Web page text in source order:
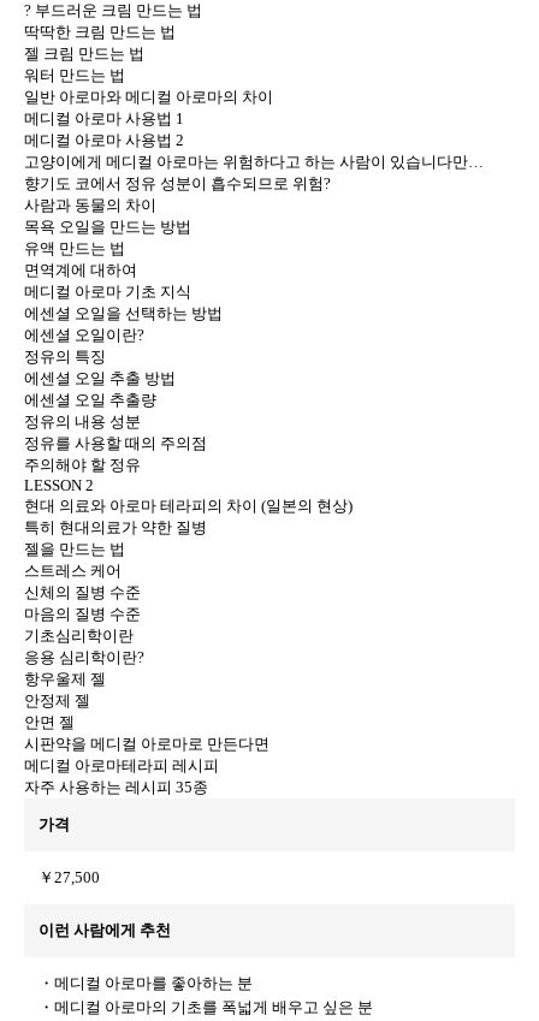
? 부드러운 크림 만드는 법
딱딱한 크림 만드는 법
젤 크림 만드는 법
워터 만드는 법
일반 아로마와 메디컬 아로마의 차이
메디컬 아로마 사용법 1
메디컬 아로마 사용법 2
고양이에게 메디컬 아로마는 위험하다고 하는 사람이 있습니다만…
향기도 코에서 정유 성분이 흡수되므로 위험?
사람과 동물의 차이
목욕 오일을 만드는 방법
유액 만드는 법
면역계에 대하여
메디컬 아로마 기초 지식
에센셜 오일을 선택하는 방법
에센셜 오일이란?
정유의 특징
에센셜 오일 추출 방법
에센셜 오일 추출량
정유의 내용 성분
정유를 사용할 때의 주의점
주의해야 할 정유
LESSON 2
현대 의료와 아로마 테라피의 차이 (일본의 현상)
특히 현대의료가 약한 질병
젤을 만드는 법
스트레스 케어
신체의 질병 수준
마음의 질병 수준
기초심리학이란
응용 심리학이란?
항우울제 젤
안정제 젤
안면 젤
시판약을 메디컬 아로마로 만든다면
메디컬 아로마테라피 레시피
자주 사용하는 레시피 35종
가격
￥27,500
이런 사람에게 추천
・메디컬 아로마를 좋아하는 분
・메디컬 아로마의 기초를 폭넓게 배우고 싶은 분